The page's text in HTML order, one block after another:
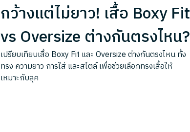
กว้างแต่ไม่ยาว! เสื้อ Boxy Fit
vs Oversize ต่างกันตรงไหน?
เปรียบเทียบเสื้อ Boxy Fit และ Oversize ต่างกันตรงไหน ทั้ง
ทรง ความยาว การใส่ และสไตล์ เพื่อช่วยเลือกทรงเสื้อให้
เหมาะกับลุค